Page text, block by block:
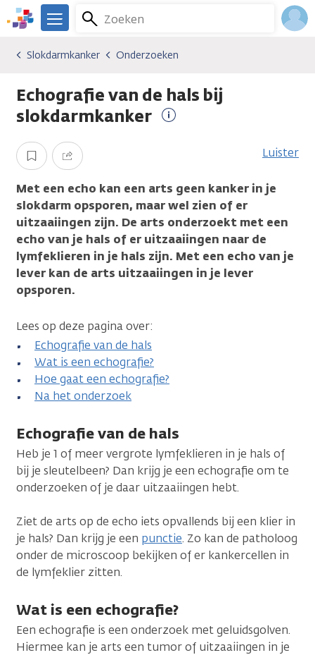
Overslaan
en
gaan
We
er
je.
Kanker.nl
Zoeken
Menu
Kankersoorten
Slokdarmkanker
Onderzoeken
Slokdarmkanker Onderzoeken
Echografie van de hals bij
slokdarmkanker
Opslaan Delen Luister
Met een echo kan een arts geen kanker in je
slokdarm opsporen, maar wel zien of er
uitzaaiingen zijn. De arts onderzoekt met een
echo van je hals of er uitzaaiingen naar de
lymfeklieren in je hals zijn. Met een echo van je
lever kan de arts uitzaaiingen in je lever
opsporen.
Lees op deze pagina over:
Echografie van de hals
Wat is een echografie?
Hoe gaat een echografie?
Na het onderzoek
Echografie van de hals
Heb je 1 of meer vergrote lymfeklieren in je hals of
bij je sleutelbeen? Dan krijg je een echografie om te
onderzoeken of je daar uitzaaiingen hebt.
Ziet de arts op de echo iets opvallends bij een klier in
je hals? Dan krijg je een punctie. Zo kan de patholoog
onder de microscoop bekijken of er kankercellen in
de lymfeklier zitten.
Wat is een echografie?
Een echografie is een onderzoek met geluidsgolven.
Hiermee kan je arts een tumor of uitzaaiingen in je